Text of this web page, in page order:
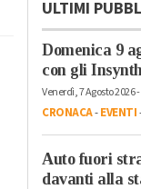
ULTIMI
Domenica 9
con gli
Venerdì, 7 Agosto 2026
CRONACA-EVENTI
Auto fuori
davanti alla